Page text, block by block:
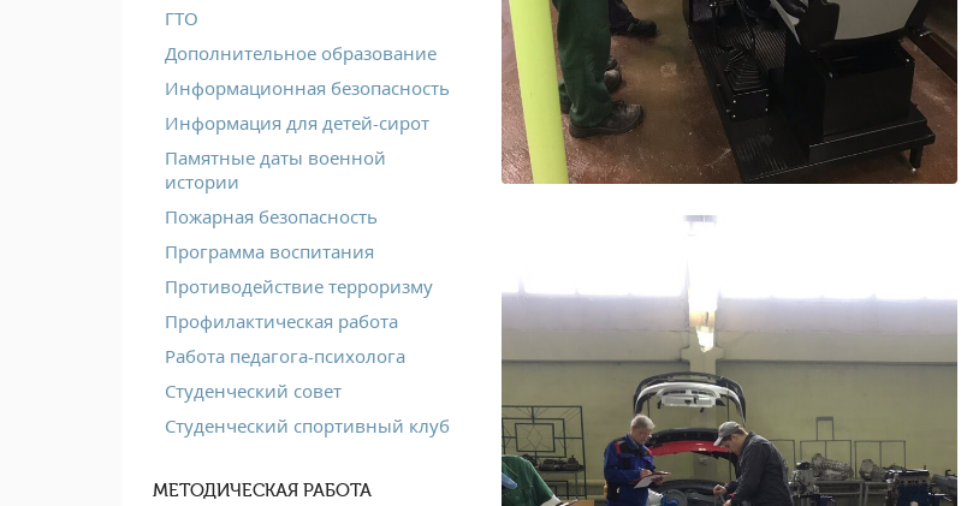
ГТО
Дополнительное образование
Информационная безопасность
Информация для детей-сирот
Памятные даты военной
истории
Пожарная безопасность
Программа воспитания
Противодействие терроризму
Профилактическая работа
Работа педагога-психолога
Студенческий совет
Студенческий спортивный клуб
МЕТОДИЧЕСКАЯ РАБОТА